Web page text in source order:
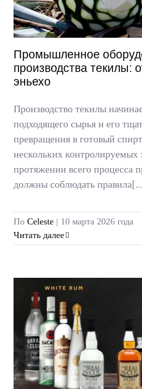
Промышленное
производства текилы:
эньехо
Производство текилы
подходящего сырья и его
превращения в готовый
нескольких контролируемых
протяжении всего процесса
должны соблюдать
ПоCeleste | 10 марта 2026 года
Читать далее